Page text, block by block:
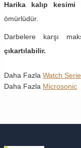
Harika kalıp kesimi
ömürlüdür.
Darbelere karşı
çıkartılabilir.
Daha Fazla Watch
Daha Fazla Microsonic